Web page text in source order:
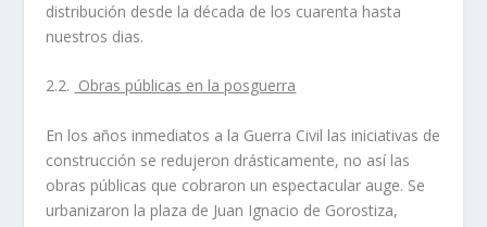
distribución desde la década de los cuarenta hasta
nuestros dias.
2.2. Obras públicas en la posguerra
En los años inmediatos a la Guerra Civil las iniciativas de
construcción se redujeron drásticamente, no así­ las
obras públicas que cobraron un espectacular auge. Se
urbanizaron la plaza de Juan Ignacio de Gorostiza,